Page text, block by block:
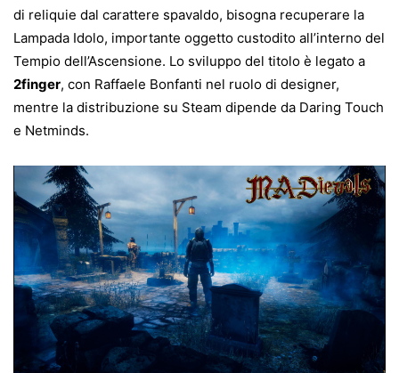
di reliquie dal carattere spavaldo, bisogna recuperare la
Lampada Idolo, importante oggetto custodito all’interno del
Tempio dell’Ascensione. Lo sviluppo del titolo è legato a
2finger, con Raffaele Bonfanti nel ruolo di designer,
mentre la distribuzione su Steam dipende da Daring Touch
e Netminds.